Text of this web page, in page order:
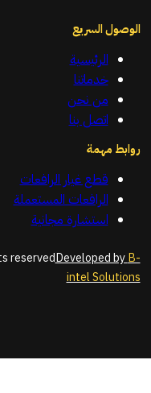
الوصول السريع
الرئيسية
خدماتنا
من نحن
اتصل بنا
روابط مهمة
قطع غيار الرافعات
الرافعات المستعملة
استشارة مجانية
reservedDeveloped byB-
intel Solutions